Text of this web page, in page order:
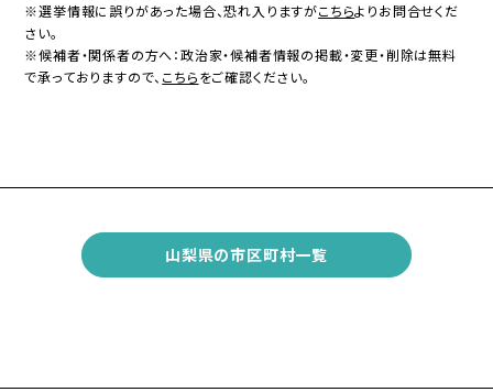
※選挙情報に誤りがあった場合、恐れ入りますがこちらよりお問合せくだ
さい。
※候補者・関係者の方へ：政治家・候補者情報の掲載・変更・削除は無料
で承っておりますので、 こちらをご確認ください。
山梨県の市区町村一覧